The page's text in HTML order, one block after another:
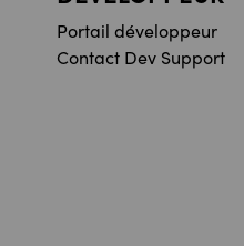
Portail développeur
Contact Dev Support